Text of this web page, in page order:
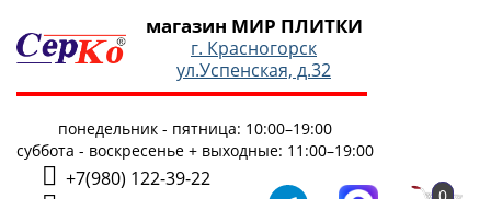
магазин МИР ПЛИТКИ
г. Красногорск
ул.Успенская, д.32
понедельник - пятница: 10:00–19:00
суббота - воскресенье + выходные: 11:00–19:00
+7(980) 122-39-22